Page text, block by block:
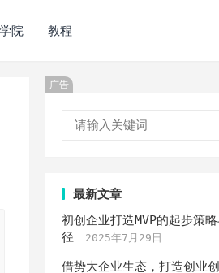
院 教程
广告
最新文章
初创企业打造MVP的起步策
径
2025年7月29日
借势大企业生态，打造创业